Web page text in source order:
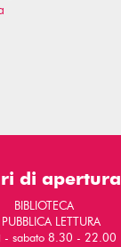
di apertura
BIBLIOTECA
PUBBLICA LETTURA
- sabato 8.30 - 22.00